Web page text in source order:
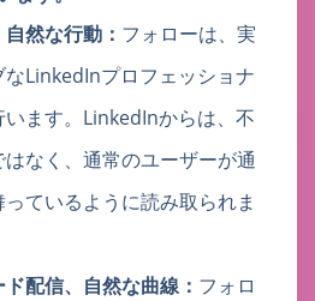
然な行動： フォローは、実
LinkedInプロフェッショナ
ます。LinkedInからは、不
なく、通常のユーザーが通
ているように読み取られま
配信、自然な曲線： フォロ